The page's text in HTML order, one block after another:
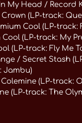
My Head / Record
(LP-track:
Cool (LP-track:
Cool (LP-track: My
(LP-track: Fly Me
/ Secret Stash
Jambu)
(LP-track:
(LP-track: The